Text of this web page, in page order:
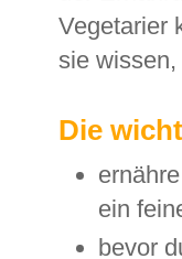
Vegetarier
sie
Die
ein
bevor